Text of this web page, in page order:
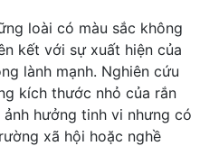
loài có màu sắc không
kết với sự xuất hiện của
lành mạnh. Nghiên cứu
kích thước nhỏ của rắn
hưởng tinh vi nhưng có
xã hội hoặc nghề